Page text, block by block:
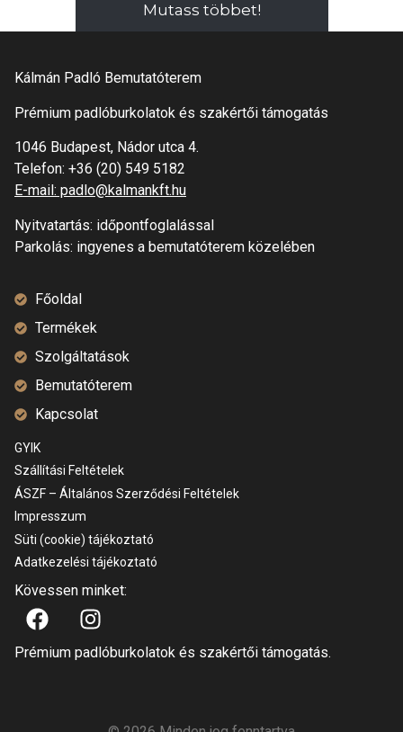
Mutass többet!
Kálmán Padló Bemutatóterem
Prémium padlóburkolatok és szakértői támogatás
1046 Budapest, Nádor utca 4.
Telefon: +36 (20) 549 5182
E-mail: padlo@kalmankft.hu
Nyitvatartás: időpontfoglalással
Parkolás: ingyenes a bemutatóterem közelében
Főoldal
Termékek
Szolgáltatások
Bemutatóterem
Kapcsolat
GYIK
Szállítási Feltételek
ÁSZF – Általános Szerződési Feltételek
Impresszum
Süti (cookie) tájékoztató
Adatkezelési tájékoztató
Kövessen minket:
Prémium padlóburkolatok és szakértői támogatás.